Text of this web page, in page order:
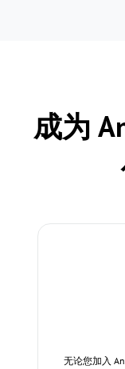
成为
无论您加入